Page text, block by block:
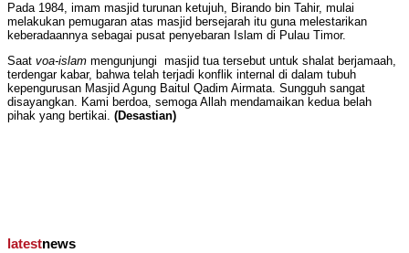
Pada 1984, imam masjid turunan ketujuh, Birando bin Tahir, mulai
melakukan pemugaran atas masjid bersejarah itu guna melestarikan
keberadaannya sebagai pusat penyebaran Islam di Pulau Timor.
Saat voa-islam mengunjungi masjid tua tersebut untuk shalat berjamaah,
terdengar kabar, bahwa telah terjadi konflik internal di dalam tubuh
kepengurusan Masjid Agung Baitul Qadim Airmata. Sungguh sangat
disayangkan. Kami berdoa, semoga Allah mendamaikan kedua belah
pihak yang bertikai. (Desastian)
latestnews